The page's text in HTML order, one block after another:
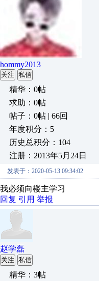
hommy2013
关注 私信
精华：0帖
求助：0帖
帖子：0帖 | 66回
年度积分：5
历史总积分：104
注册：2013年5月24日
发表于：2020-05-13 09:34:02
我必须向楼主学习
回复 引用 举报
赵学磊
关注 私信
精华：3帖